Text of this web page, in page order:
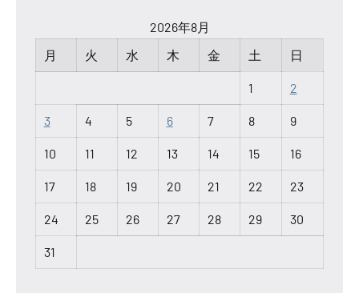
2026年8月
月
火 水 木 金 土 日
1 2
3 4 5 6 7 8 9
10 11 12 13 14 15 16
17 18 19 20 21 22 23
24 25 26 27 28 29 30
31